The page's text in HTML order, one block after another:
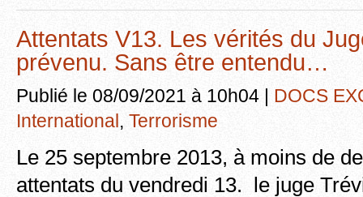
Attentats V13. Les vérités du
prévenu. Sans être entendu…
Publié le 08/09/2021 à 10h04 | DOCS
International, Terrorisme
Le 25 septembre 2013, à moins de
attentats du vendredi 13. le juge